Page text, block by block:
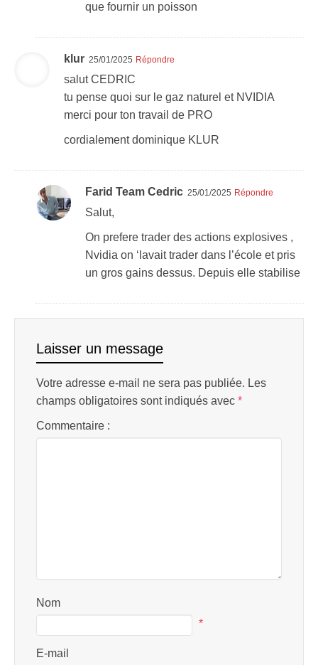
que fournir un poisson
klur 25/01/2025 Répondre
salut CEDRIC
tu pense quoi sur le gaz naturel et NVIDIA
merci pour ton travail de PRO
cordialement dominique KLUR
Farid Team Cedric 25/01/2025 Répondre
Salut,
On prefere trader des actions explosives ,
Nvidia on ‘lavait trader dans l’école et pris
un gros gains dessus. Depuis elle stabilise
Laisser un message
Votre adresse e-mail ne sera pas publiée. Les
champs obligatoires sont indiqués avec *
Commentaire :
Nom
*
E-mail